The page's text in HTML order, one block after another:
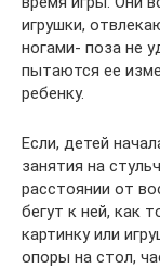
игрушки,
ногами- поза не
пытаются ее
ребенку.
Если, детей
занятия на
расстоянии от
бегут к ней, как
картинку или
опоры на стол,